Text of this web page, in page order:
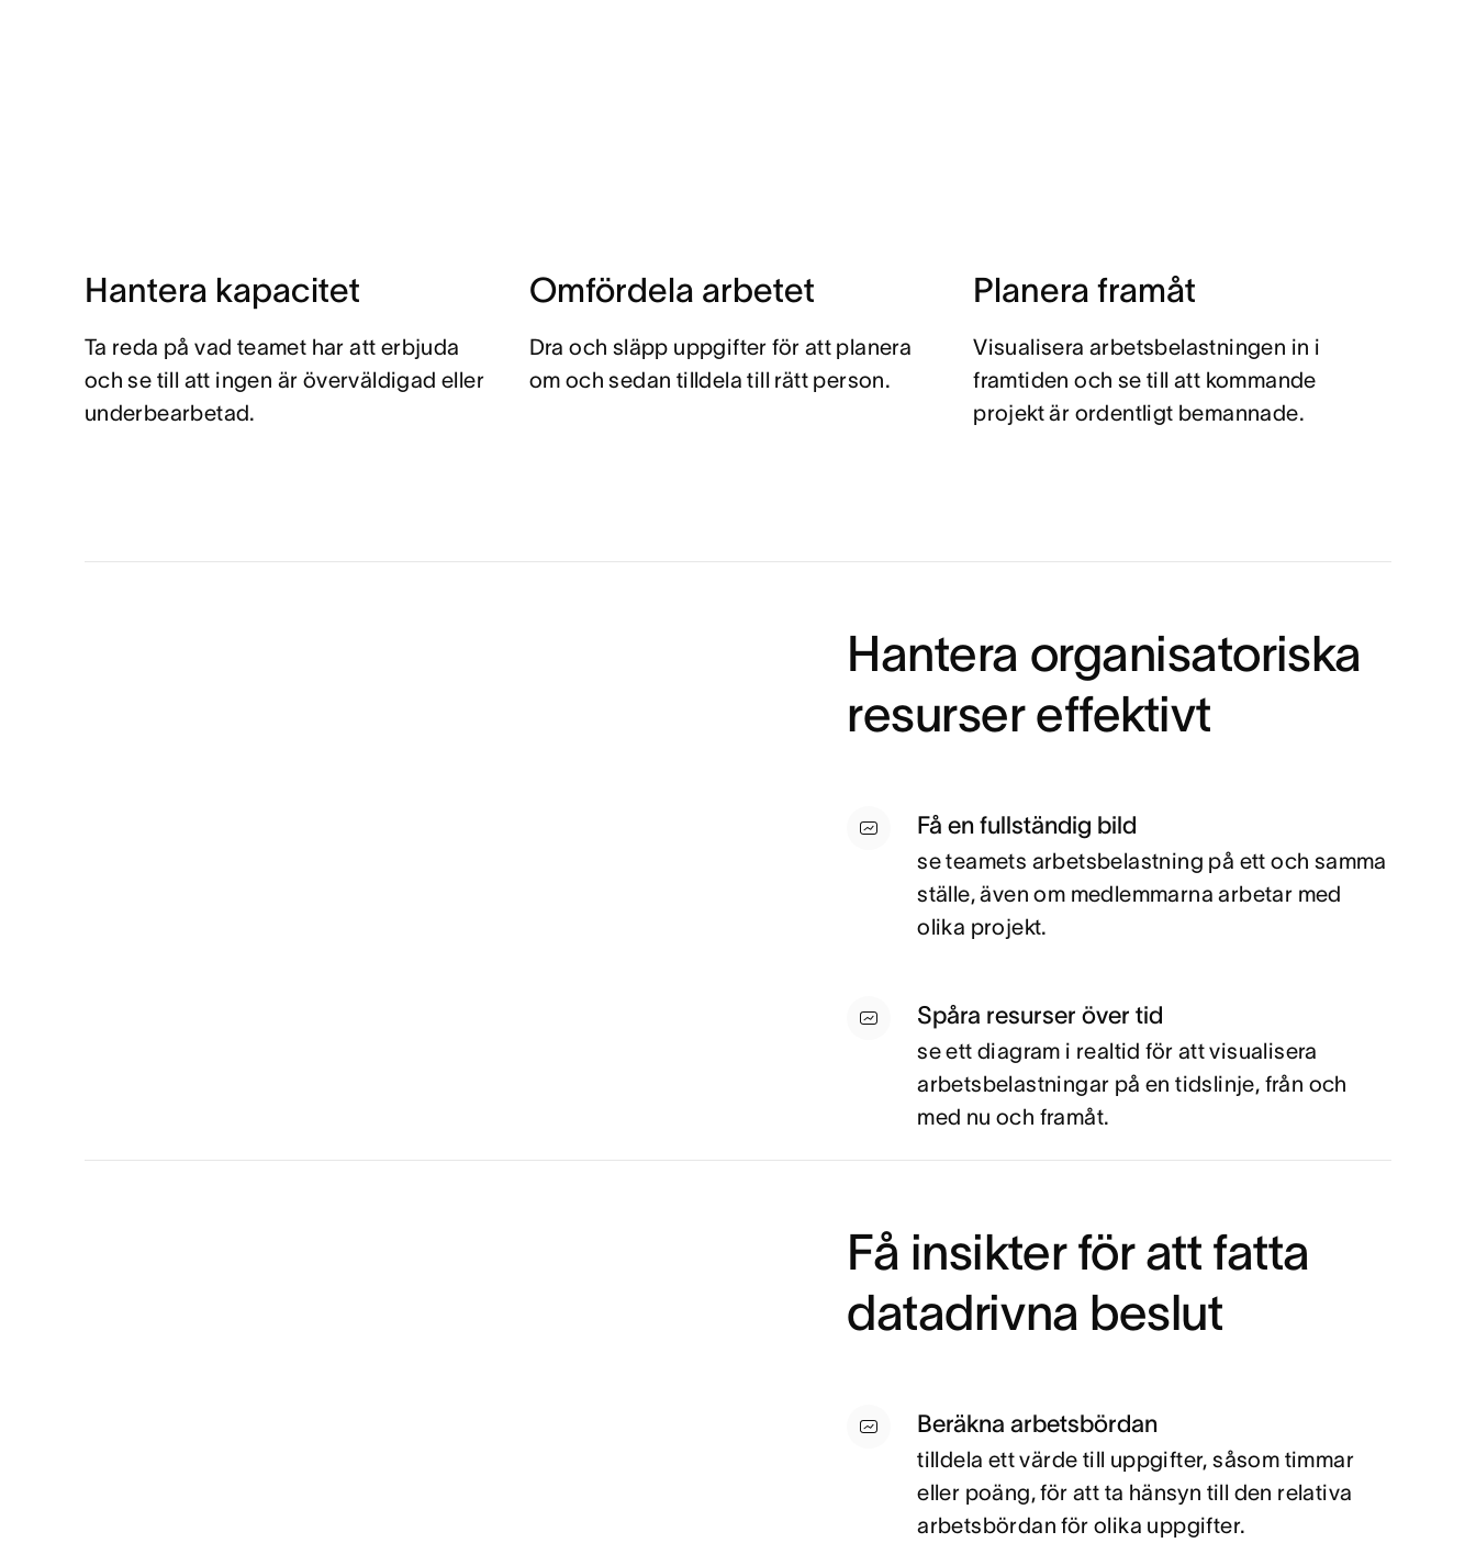
Hantera kapacitet
Ta reda på vad teamet har att erbjuda
och se till att ingen är överväldigad eller
underbearbetad.
Omfördela arbetet
Dra och släpp uppgifter för att planera
om och sedan tilldela till rätt person.
Planera framåt
Visualisera arbetsbelastningen in i
framtiden och se till att kommande
projekt är ordentligt bemannade.
Hantera organisatoriska
resurser effektivt
Få en fullständig bild
se teamets arbetsbelastning på ett och samma
ställe, även om medlemmarna arbetar med
olika projekt.
Spåra resurser över tid
se ett diagram i realtid för att visualisera
arbetsbelastningar på en tidslinje, från och
med nu och framåt.
Få insikter för att fatta
datadrivna beslut
Beräkna arbetsbördan
tilldela ett värde till uppgifter, såsom timmar
eller poäng, för att ta hänsyn till den relativa
arbetsbördan för olika uppgifter.